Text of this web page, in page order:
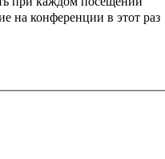
на конференции в этот раз